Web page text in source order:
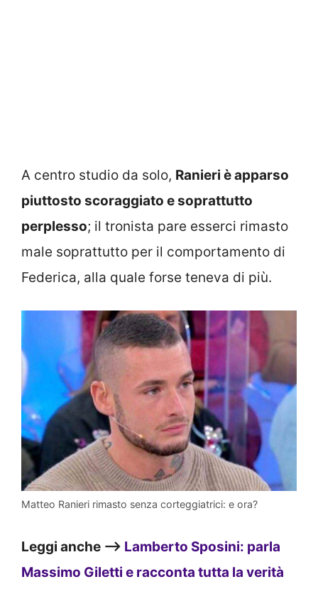
A centro studio da solo, Ranieri è apparso
piuttosto scoraggiato e soprattutto
perplesso; il tronista pare esserci rimasto
male soprattutto per il comportamento di
Federica, alla quale forse teneva di più.
Matteo Ranieri rimasto senza corteggiatrici: e ora?
Leggi anche –> Lamberto Sposini: parla
Massimo Giletti e racconta tutta la verità